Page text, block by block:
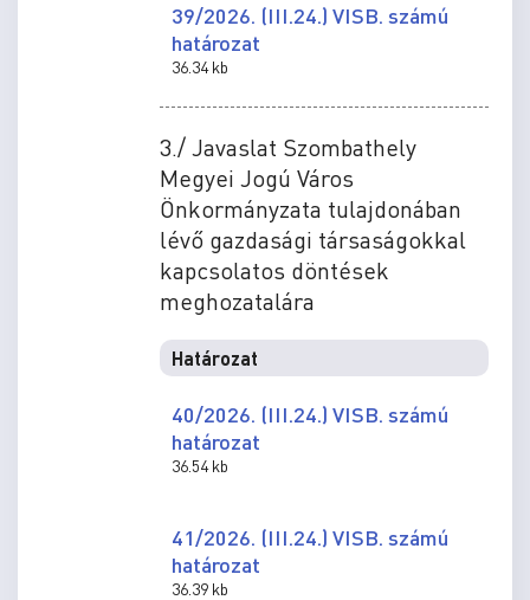
39/2026. (III.24.) VISB. számú
határozat
36.34 kb
3./ Javaslat Szombathely
Megyei Jogú Város
Önkormányzata tulajdonában
lévő gazdasági társaságokkal
kapcsolatos döntések
meghozatalára
Határozat
40/2026. (III.24.) VISB. számú
határozat
36.54 kb
41/2026. (III.24.) VISB. számú
határozat
36.39 kb